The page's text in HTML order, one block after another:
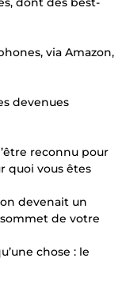
via Amazon,
devenues
reconnu pour
quoi vous êtes
devenait un
de votre
chose : le